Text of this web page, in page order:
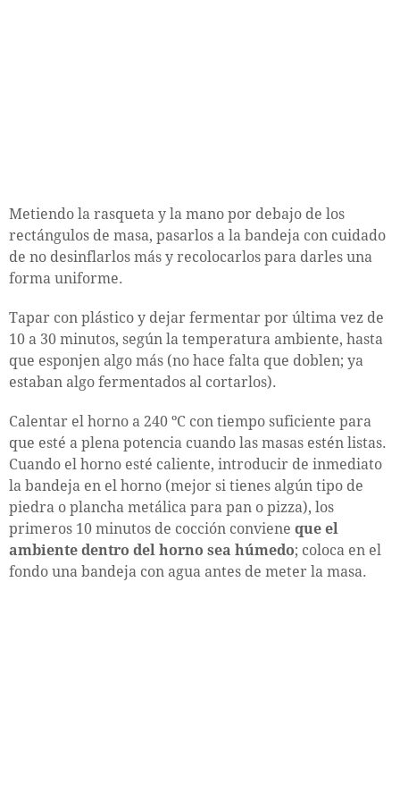
Metiendo la rasqueta y la mano por debajo de los
rectángulos de masa, pasarlos a la bandeja con cuidado
de no desinflarlos más y recolocarlos para darles una
forma uniforme.
Tapar con plástico y dejar fermentar por última vez de
10 a 30 minutos, según la temperatura ambiente, hasta
que esponjen algo más (no hace falta que doblen; ya
estaban algo fermentados al cortarlos).
Calentar el horno a 240 ºC con tiempo suficiente para
que esté a plena potencia cuando las masas estén listas.
Cuando el horno esté caliente, introducir de inmediato
la bandeja en el horno (mejor si tienes algún tipo de
piedra o plancha metálica para pan o pizza), los
primeros 10 minutos de cocción conviene que el
ambiente dentro del horno sea húmedo; coloca en el
fondo una bandeja con agua antes de meter la masa.